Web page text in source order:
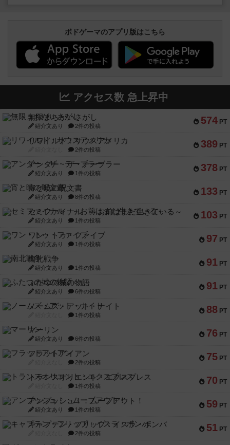
ボドゲーマのアプリ版はこちら
アクセス数 急上昇中
574 PT
無限まちがいさがし
紹介文あり 2件の投稿
389 PT
リワイルド：サウスアメリカ
2件の投稿
378 PT
アンダー・ザ・テーブラー
紹介文あり 1件の投稿
133 PT
宵と暁の呪文書
紹介文あり 8件の投稿
103 PT
セミファイナル ～お前はまだ生きている～
紹介文あり 1件の投稿
97 PT
ワン・トゥ・ファイブ
紹介文あり 1件の投稿
91 PT
南北戦争
紹介文あり 1件の投稿
91 PT
ふたつの城の物語
紹介文あり 6件の投稿
88 PT
ノームズ・アット・ナイト
1件の投稿
76 PT
マーリン
紹介文あり 6件の投稿
75 PT
フラットアイアン
2件の投稿
70 PT
トランスオリエント・エクスプレス
1件の投稿
59 PT
アンブッシュ！：ムーブアウト！
紹介文あり 1件の投稿
51 PT
キャプテン・フリップ：イスラ・ボンバ
2件の投稿